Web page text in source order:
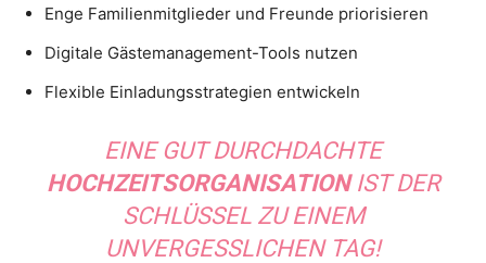
Enge Familienmitglieder und Freunde priorisieren
Digitale Gästemanagement-Tools nutzen
Flexible Einladungsstrategien entwickeln
EINE GUT DURCHDACHTE
HOCHZEITSORGANISATIONIST DER
SCHLÜSSEL ZU EINEM
UNVERGESSLICHEN TAG!